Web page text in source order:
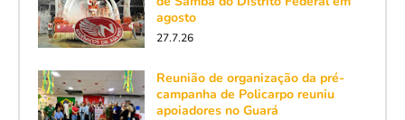
agosto
27.7.26
Reunião de organização da pré-
campanha de Policarpo reuniu
apoiadores no Guará